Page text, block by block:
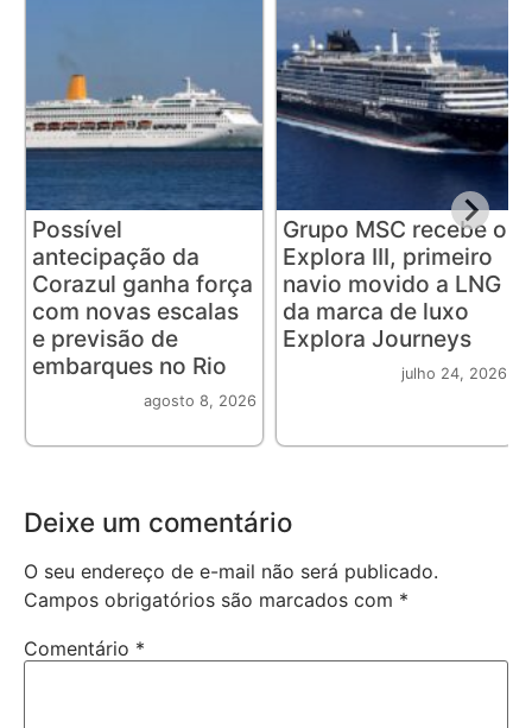
Possível
antecipação da
Corazul ganha força
com novas escalas
e previsão de
embarques no Rio
agosto 8, 2026
Grupo MSC recebe o
Explora III, primeiro
navio movido a LNG
da marca de luxo
Explora Journeys
julho 24, 2026
Deixe um comentário
O seu endereço de e-mail não será publicado.
Campos obrigatórios são marcados com *
Comentário *